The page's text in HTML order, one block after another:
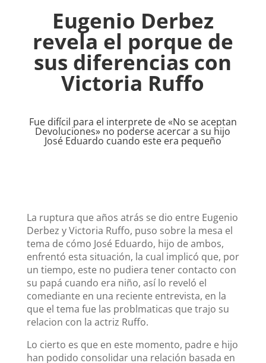
Eugenio Derbez
revela el porque de
sus diferencias con
Victoria Ruffo
Fue difícil para el interprete de «No se aceptan
Devoluciones» no poderse acercar a su hijo
José Eduardo cuando este era pequeño
La ruptura que años atrás se dio entre Eugenio
Derbez y Victoria Ruffo, puso sobre la mesa el
tema de cómo José Eduardo, hijo de ambos,
enfrentó esta situación, la cual implicó que, por
un tiempo, este no pudiera tener contacto con
su papá cuando era niño, así lo reveló el
comediante en una reciente entrevista, en la
que el tema fue las problmaticas que trajo su
relacion con la actriz Ruffo.
Lo cierto es que en este momento, padre e hijo
han podido consolidar una relación basada en